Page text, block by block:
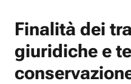
Finalità dei
giuridiche e